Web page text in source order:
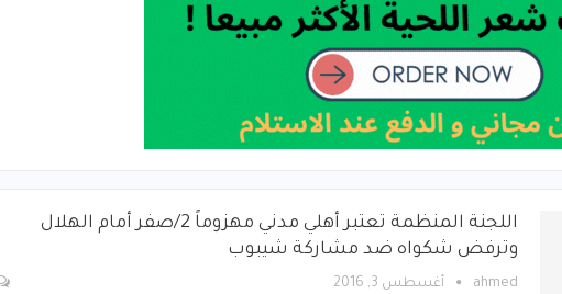
اللجنة المنظمة تعتبر أهلي مدني مهزوماً 2/صفر أمام الهلال
وترفض شكواه ضد مشاركة شيبوب
ahmed أغسطس 3, 2016